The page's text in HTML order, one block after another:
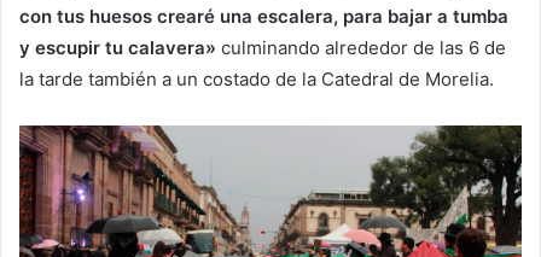
con tus huesos crearé una escalera, para bajar a tumba
y escupir tu calavera» culminando alrededor de las 6 de
la tarde también a un costado de la Catedral de Morelia.